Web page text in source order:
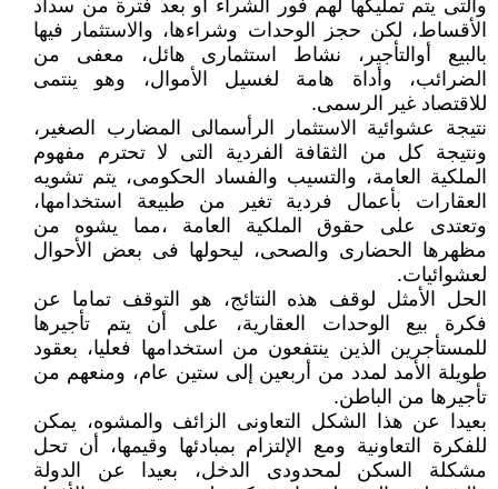
والتى يتم تمليكها لهم فور الشراء أو بعد فترة من سداد
الأقساط، لكن حجز الوحدات وشراءها، والاستثمار فيها
بالبيع أوالتأجير، نشاط استثمارى هائل، معفى من
الضرائب، وأداة هامة لغسيل الأموال، وهو ينتمى
للاقتصاد غير الرسمى.
نتيجة عشوائية الاستثمار الرأسمالى المضارب الصغير،
ونتيجة كل من الثقافة الفردية التى لا تحترم مفهوم
الملكية العامة، والتسيب والفساد الحكومى، يتم تشويه
العقارات بأعمال فردية تغير من طبيعة استخدامها،
وتعتدى على حقوق الملكية العامة ،مما يشوه من
مظهرها الحضارى والصحى، ليحولها فى بعض الأحوال
لعشوائيات.
الحل الأمثل لوقف هذه النتائج، هو التوقف تماما عن
فكرة بيع الوحدات العقارية، على أن يتم تأجيرها
للمستأجرين الذين ينتفعون من استخدامها فعليا، بعقود
طويلة الأمد لمدد من أربعين إلى ستين عام، ومنعهم من
تأجيرها من الباطن.
بعيدا عن هذا الشكل التعاونى الزائف والمشوه، يمكن
للفكرة التعاونية ومع الإلتزام بمبادئها وقيمها، أن تحل
مشكلة السكن لمحدودى الدخل، بعيدا عن الدولة